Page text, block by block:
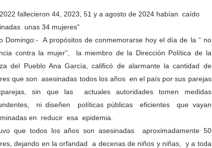
fallecieron 44, 2023, 51 y a agosto de 2024 habían caído
unas 34 mujeres”
Domingo:- A propósitos de conmemorarse hoy el día de la “ no
contra la mujer”, la miembro de la Dirección Política de la
del Pueblo Ana García, calificó de alarmante la cantidad de
que son asesinadas todos los años en el país por sus parejas
sin que las actuales autoridades tomen medidas
ni diseñen políticas públicas eficientes que vayan
en reducir esa epidemia.
que todos los años son asesinadas aproximadamente 50
dejando en la orfandad a decenas de niños y niñas, y a toda